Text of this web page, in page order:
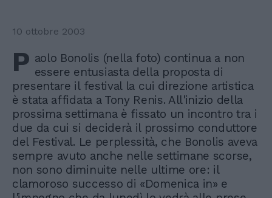
10 ottobre 2003
P aolo Bonolis (nella foto) continua a non
essere entusiasta della proposta di
presentare il festival la cui direzione artistica
è stata affidata a Tony Renis. All'inizio della
prossima settimana è fissato un incontro tra i
due da cui si deciderà il prossimo conduttore
del Festival. Le perplessità, che Bonolis aveva
sempre avuto anche nelle settimane scorse,
non sono diminuite nelle ultime ore: il
clamoroso successo di «Domenica in» e